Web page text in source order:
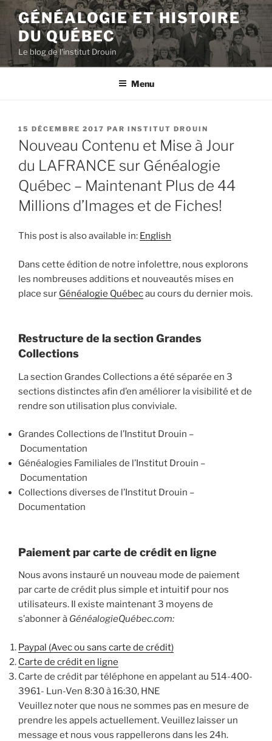
Aller
contenu
principal
GÉNÉALOGIE ET HISTOIRE
DU QUÉBEC
Le blog de l'institut Drouin
Menu
PUBLIÉ
LE
15 DÉCEMBRE 2017 PAR INSTITUT DROUIN
Nouveau Contenu et Mise à Jour
du LAFRANCE sur Généalogie
Québec – Maintenant Plus de 44
Millions d’Images et de Fiches!
This post is also available in: English
Dans cette édition de notre infolettre, nous explorons
les nombreuses additions et nouveautés mises en
place sur Généalogie Québecau cours du dernier mois.
Restructure de la section Grandes
Collections
La section Grandes Collections a été séparée en 3
sections distinctes afin d’en améliorer la visibilité et de
rendre son utilisation plus conviviale.
Grandes Collections de l’Institut Drouin –
Documentation
Généalogies Familiales de l’Institut Drouin –
Documentation
Collections diverses de l’Institut Drouin –
Documentation
Paiement par carte de crédit en ligne
Nous avons instauré un nouveau mode de paiement
par carte de crédit plus simple et intuitif pour nos
utilisateurs. Il existe maintenant 3 moyens de
s’abonner à GénéalogieQuébec.com:
Paypal (Avec ou sans carte de crédit)
Carte de crédit en ligne
Carte de crédit par téléphone en appelant au 514-400-
3961- Lun-Ven 8:30 à 16:30, HNE
Veuillez noter que nous ne sommes pas en mesure de
prendre les appels actuellement. Veuillez laisser un
message et nous vous rappellerons dans les 24h.